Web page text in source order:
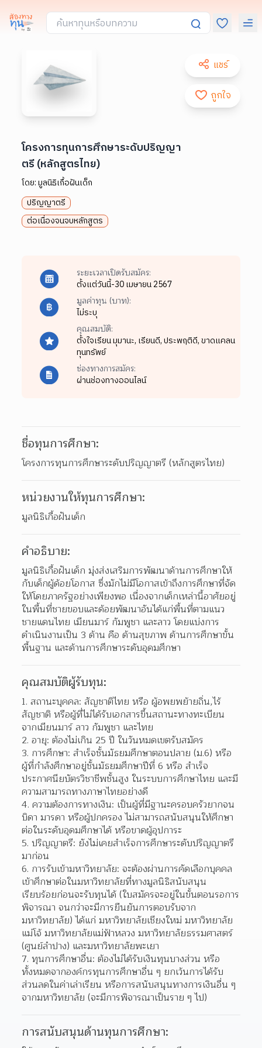
แชร์
ถูกใจ
โครงการทุนการศึกษาระดับปริญญา
ตรี (หลักสูตรไทย)
โดย:มูลนิธิเกื้อฝันเด็ก
ปริญญาตรี
ต่อเนื่องจนจบหลักสูตร
ระยะเวลาเปิดรับสมัคร:
ตั้งแต่วันนี้-30 เมษายน 2567
มูลค่าทุน (บาท):
ไม่ระบุ
คุณสมบัติ:
ตั้งใจเรียน มุมานะ, เรียนดี,ประพฤติดี,ขาดแคลน
ทุนทรัพย์
ช่องทางการสมัคร:
ผ่านช่องทางออนไลน์
ชื่อทุนการศึกษา:
โครงการทุนการศึกษาระดับปริญญาตรี (หลักสูตรไทย)
หน่วยงานให้ทุนการศึกษา:
มูลนิธิเกื้อฝันเด็ก
คำอธิบาย:
มูลนิธิเกื้อฝันเด็ก มุ่งส่งเสริมการพัฒนาด้านการศึกษาให้
กับเด็กผู้ด้อยโอกาส ซึ่งมักไม่มีโอกาสเข้าถึงการศึกษาที่จัด
ให้โดยภาครัฐอย่างเพียงพอ เนื่องจากเด็กเหล่านี้อาศัยอยู่
ในพื้นที่ชายขอบและด้อยพัฒนาอันได้แก่พื้นที่ตามแนว
ชายแดนไทย เมียนมาร์ กัมพูชา และลาว โดยแบ่งการ
ดำเนินงานเป็น 3 ด้าน คือ ด้านสุขภาพ ด้านการศึกษาขั้น
พื้นฐาน และด้านการศึกษาระดับอุดมศึกษา
คุณสมบัติผู้รับทุน:
1. สถานะบุคคล: สัญชาติไทย หรือ ผู้อพยพย้ายถิ่น,ไร้
สัญชาติ หรือผู้ที่ไม่ได้รับเอกสารขึ้นสถานะทางทะเบียน
จากเมียนมาร์ ลาว กัมพูชา และไทย
2. อายุ: ต้องไม่เกิน 25 ปี ในวันหมดเขตรับสมัคร
3. การศึกษา: สำเร็จชั้นมัธยมศึกษาตอนปลาย (ม.6) หรือ
ผู้ที่กำลังศึกษาอยู่ชั้นมัธยมศึกษาปีที่ 6 หรือ สำเร็จ
ประกาศนียบัตรวิชาชีพชั้นสูง ในระบบการศึกษาไทย และมี
ความสามารถทางภาษาไทยอย่างดี
4. ความต้องการทางเงิน: เป็นผู้ที่มีฐานะครอบครัวยากจน
บิดา มารดา หรือผู้ปกครอง ไม่สามารถสนับสนุนให้ศึกษา
ต่อในระดับอุดมศึกษาได้ หรือขาดผู้อุปการะ
5. ปริญญาตรี: ยังไม่เคยสำเร็จการศึกษาระดับปริญญาตรี
มาก่อน
6. การรับเข้ามหาวิทยาลัย: จะต้องผ่านการคัดเลือกบุคคล
เข้าศึกษาต่อในมหาวิทยาลัยที่ทางมูลนิธิสนับสนุน
เรียบร้อยก่อนจะรับทุนได้ (ใบสมัครจะอยู่ในขั้นตอนรอการ
พิจารณา จนกว่าจะมีการยืนยันการตอบรับจาก
มหาวิทยาลัย) ได้แก่ มหาวิทยาลัยเชียงใหม่ มหาวิทยาลัย
แม่โจ้ มหาวิทยาลัยแม่ฟ้าหลวง มหาวิทยาลัยธรรมศาสตร์
(ศูนย์ลำปาง) และมหาวิทยาลัยพะเยา
7. ทุนการศึกษาอื่น: ต้องไม่ได้รับเงินทุนบางส่วน หรือ
ทั้งหมดจากองค์กรทุนการศึกษาอื่น ๆ ยกเว้นการได้รับ
ส่วนลดในค่าเล่าเรียน หรือการสนับสนุนทางการเงินอื่น ๆ
จากมหาวิทยาลัย (จะมีการพิจารณาเป็นราย ๆ ไป)
การสนับสนุนด้านทุนการศึกษา: